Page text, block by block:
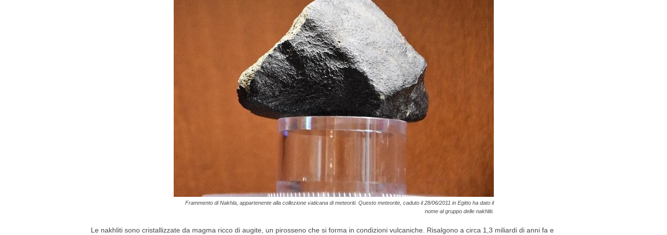
Frammento di Nakhla, appartenente alla collezione vaticana di meteoriti. Questo meteorite, caduto il 28/06/2011 in Egitto ha dato il
nome al gruppo delle nakhliti.
Le nakhliti sono cristallizzate da magma ricco di augite, un pirosseno che si forma in condizioni vulcaniche. Risalgono a circa 1,3 miliardi di anni fa e